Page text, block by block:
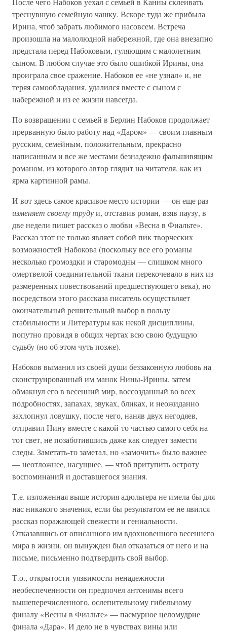
треснувшую семейную чашку. Вскоре туда же прибыла
Ирина, чтоб забрать любимого насовсем. Встреча
произошла на малолюдной набережной, где она внезапно
предстала перед Набоковым, гуляющим с малолетним
сыном. В любом случае это было ошибкой Ирины, она
проиграла свое сражение. Набоков ее «не узнал» и, не
теряя самообладания, удалился вместе с сыном с
набережной и из ее жизни навсегда.
По возвращении с семьей в Берлин Набоков продолжает
прерванную было работу над «Даром» — своим главным
русским, семейным, положительным, прекрасно
написанным и все же местами безнадежно фальшивящим
романом, из которого автор глядит на читателя, как из
ярма картинной рамы.
И вот здесь самое красивое место истории — он еще раз
изменяет своему трудуи, отставив роман, взяв паузу, в
две недели пишет рассказ о любви «Весна в Фиальте».
Рассказ этот не только являет собой пик творческих
возможностей Набокова (поскольку все его романы
несколько громоздки и старомодны — слишком много
омертвелой соединительной ткани перекочевало в них из
размеренных повествований предшествующего века), но
посредством этого рассказа писатель осуществляет
окончательный решительный выбор в пользу
стабильности и Литературы как некой дисциплины,
попутно провидя в общих чертах всю свою будущую
судьбу (но об этом чуть позже).
Набоков выманил из своей души беззаконную любовь на
сконструированный им манок Нины-Ирины, затем
обмакнул его в весенний мир, воссозданный во всех
подробностях, запахах, звуках, бликах, и неожиданно
захлопнул ловушку, после чего, наняв двух негодяев,
отправил Нину вместе с какой-то частью самого себя на
тот свет, не позаботившись даже как следует замести
следы. Заметать-то заметал, но «замочить» было важнее
— неотложнее, насущнее, — чтоб притупить остроту
воспоминаний и доставшегося знания.
Т.е. изложенная выше история адюльтера не имела бы для
нас никакого значения, если бы результатом ее не явился
рассказ поражающей свежести и гениальности.
Отказавшись от описанного им вдохновенного весеннего
мира в жизни, он вынужден был отказаться от него и на
письме, письменно подтвердить свой выбор.
Т.о., открытости-уязвимости-ненадежности-
необеспеченности он предпочел антонимы всего
вышеперечисленного, ослепительному гибельному
финалу «Весны в Фиальте» — пасмурное целомудрие
финала «Дара». И дело не в чувствах вины или